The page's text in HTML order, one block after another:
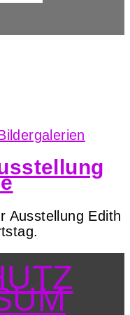
Ausstellung Edith